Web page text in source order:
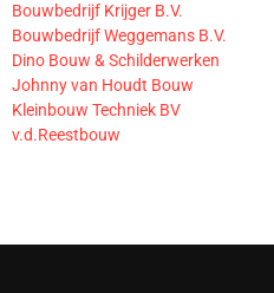
Bouwbedrijf Krijger B.V.
Bouwbedrijf Weggemans B.V.
Dino Bouw & Schilderwerken
Johnny van Houdt Bouw
Kleinbouw Techniek BV
v.d.Reestbouw